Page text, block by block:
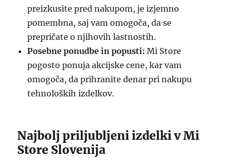
preizkusite pred nakupom, je izjemno
pomembna, saj vam omogoča, da se
prepričate o njihovih lastnostih.
Posebne ponudbe in popusti: Mi Store
pogosto ponuja akcijske cene, kar vam
omogoča, da prihranite denar pri nakupu
tehnoloških izdelkov.
Najbolj priljubljeni izdelki v Mi
Store Slovenija